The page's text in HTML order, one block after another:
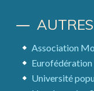
Association
Eurofédération
Université